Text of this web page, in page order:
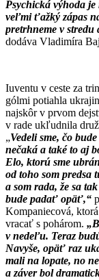
Psychická výhoda
veľmi ťažký zápas
pretrhneme v stredu
dodáva Vladimíra
Iuventu v ceste za
gólmi potiahla
najskôr v prvom
v rade ukľudnila
„Vedeli sme, čo
nečaká a také to aj
Elo, ktorú sme
od toho som predsa
a som rada, že sa
bude padať opäť,“
Kompaniecová,
vracať s pohárom.
v nedeľu. Teraz
Navyše, opäť raz
mali na lopate, no
a záver bol